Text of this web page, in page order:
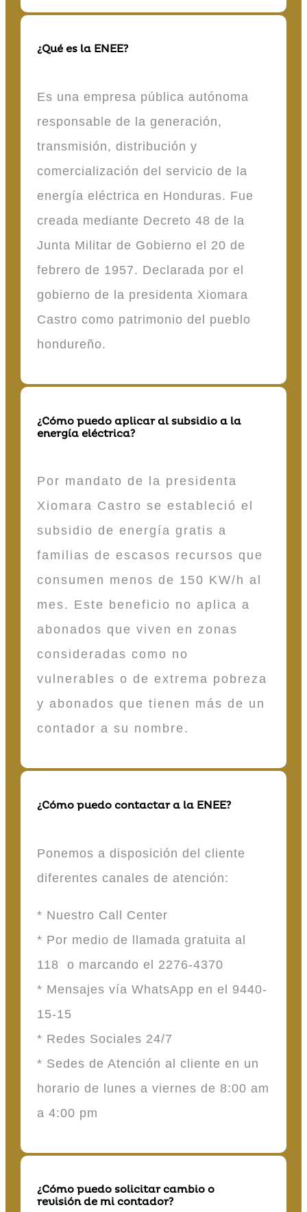
¿Qué es la ENEE?
Es una empresa pública autónoma
responsable de la generación,
transmisión, distribución y
comercialización del servicio de la
energía eléctrica en Honduras. Fue
creada mediante Decreto 48 de la
Junta Militar de Gobierno el 20 de
febrero de 1957. Declarada por el
gobierno de la presidenta Xiomara
Castro como patrimonio del pueblo
hondureño.
¿Cómo puedo aplicar al subsidio a la
energía eléctrica?
Por mandato de la presidenta
Xiomara Castro se estableció el
subsidio de energía gratis a
familias de escasos recursos que
consumen menos de 150 KW/h al
mes. Este beneficio no aplica a
abonados que viven en zonas
consideradas como no
vulnerables o de extrema pobreza
y abonados que tienen más de un
contador a su nombre.
¿Cómo puedo contactar a la ENEE?
Ponemos a disposición del cliente
diferentes canales de atención:
* Nuestro Call Center
* Por medio de llamada gratuita al
118 o marcando el 2276-4370
* Mensajes vía WhatsApp en el 9440-
15-15
* Redes Sociales 24/7
* Sedes de Atención al cliente en un
horario de lunes a viernes de 8:00 am
a 4:00 pm
¿Cómo puedo solicitar cambio o
revisión de mi contador?